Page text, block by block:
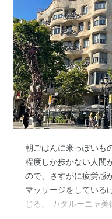
朝ごはんに米っぽいも
程度しか歩かない人間
ので、さすがに疲労感
マッサージをしている
じる。 カタルーニャ